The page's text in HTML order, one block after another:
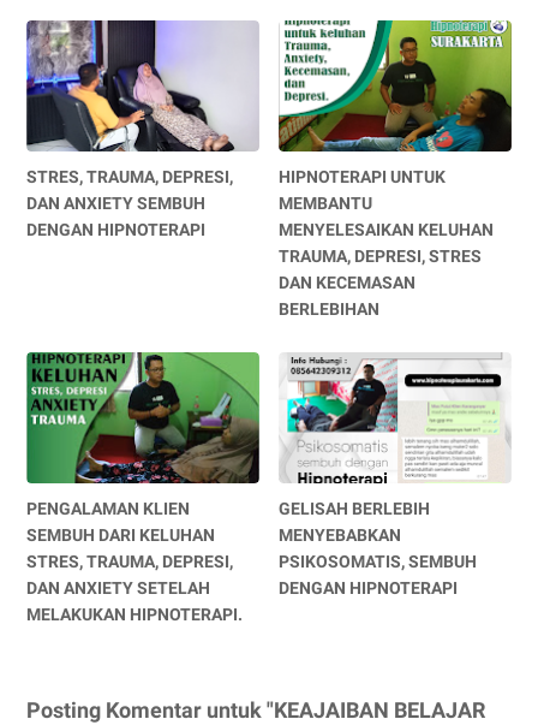
STRES, TRAUMA, DEPRESI,
DAN ANXIETY SEMBUH
DENGAN HIPNOTERAPI
HIPNOTERAPI UNTUK
MEMBANTU
MENYELESAIKAN KELUHAN
TRAUMA, DEPRESI, STRES
DAN KECEMASAN
BERLEBIHAN
PENGALAMAN KLIEN
SEMBUH DARI KELUHAN
STRES, TRAUMA, DEPRESI,
DAN ANXIETY SETELAH
MELAKUKAN HIPNOTERAPI.
GELISAH BERLEBIH
MENYEBABKAN
PSIKOSOMATIS, SEMBUH
DENGAN HIPNOTERAPI
Posting Komentar untuk "KEAJAIBAN BELAJAR